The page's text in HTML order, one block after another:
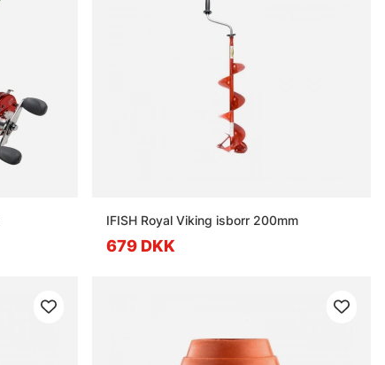
IFISH Royal Viking isborr 200mm
679 DKK